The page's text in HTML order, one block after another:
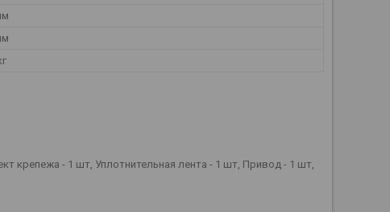
крепежа - 1 шт, Уплотнительная лента - 1 шт, Привод - 1 шт,